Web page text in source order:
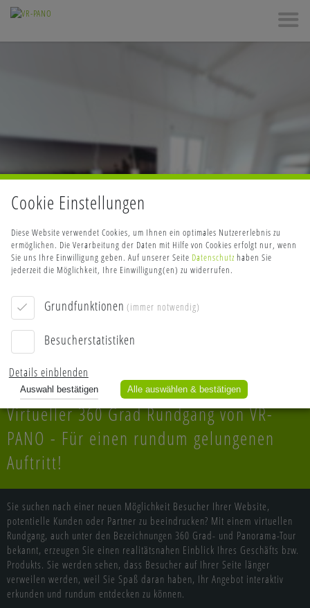
INFO: Android 14 (Pixel 8) - Chrome 131.0 - WebGL
INFO: Registered to: Ivo Werner
ERROR: loading of ref/2/panos/wz.tiles/l1_l_1_2.jpg failed!
ERROR: loading of ref/2/panos/wz.tiles/l1_l_1_1.jpg failed!
ERROR: loading of ref/2/panos/wz.tiles/l1_f_2_1.jpg failed!
ERROR: loading of ref/2/panos/wz.tiles/l1_f_1_1.jpg failed!
ERROR: loading of ref/2/panos/wz.tiles/l1_b_2_2.jpg failed!
ERROR: loading of ref/2/panos/wz.tiles/l1_d_2_1.jpg failed!
ERROR: loading of ref/2/panos/wz.tiles/l1_b_1_2.jpg failed!
ERROR: loading of ref/2/panos/wz.tiles/l1_d_1_2.jpg failed!
Virtueller 360 Grad Rundgang von VR-
PANO - Für einen rundum gelungenen
Auftritt!
Sie suchen nach einer neuen Möglichkeit Besucher Ihrer Website,
potentielle Kunden oder Partner zu beeindrucken? Mit einem virtuellen
Rundgang, auch unter den Bezeichnungen 360 Grad- und Panorama-Tour
bekannt, erzeugen Sie einen realitätsnahen Einblick Ihres Geschäfts bzw.
Produkts. Sie werden sehen, dass Besucher auf Ihrer Seite länger
verweilen werden, weil Sie Spaß daran haben, Ihr Angebot interaktiv
erkunden und rundum entdecken zu können.
Cookie Einstellungen
Diese Website verwendet Cookies, um Ihnen ein optimales Nutzererlebnis zu
ermöglichen. Die Verarbeitung der Daten mit Hilfe von Cookies erfolgt nur, wenn
Sie uns Ihre Einwilligung geben. Auf unserer Seite Datenschutz haben Sie
jederzeit die Möglichkeit, Ihre Einwilligung(en) zu widerrufen.
Grundfunktionen (immer notwendig)
Besucherstatistiken
Auswahl bestätigen Alle auswählen & bestätigen